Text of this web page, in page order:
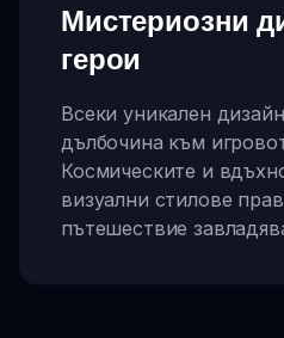
Мистериозни
герои
Всеки уникален
дълбочина към
Космическите и
визуални стилове
пътешествие